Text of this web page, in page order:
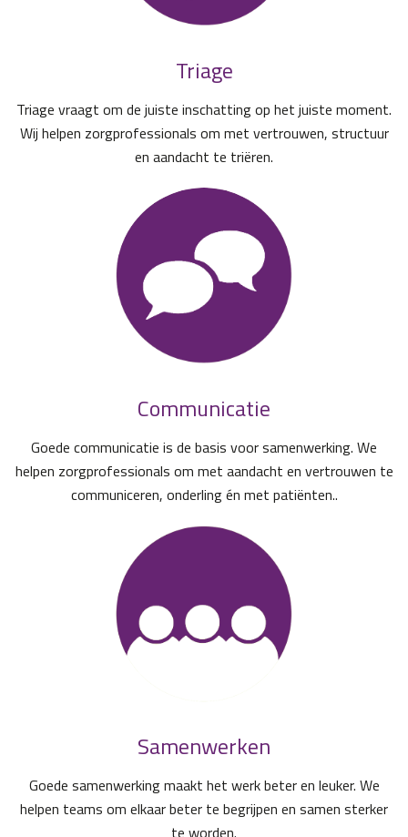
Triage
Triage vraagt om de juiste inschatting op het juiste moment.
Wij helpen zorgprofessionals om met vertrouwen, structuur
en aandacht te triëren.
Communicatie
Goede communicatie is de basis voor samenwerking. We
helpen zorgprofessionals om met aandacht en vertrouwen te
communiceren, onderling én met patiënten..
Samenwerken
Goede samenwerking maakt het werk beter en leuker. We
helpen teams om elkaar beter te begrijpen en samen sterker
te worden.